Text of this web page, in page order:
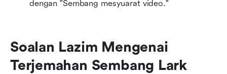
dengan "Sembang mesyuarat video."
Soalan Lazim Mengenai
Terjemahan Sembang Lark